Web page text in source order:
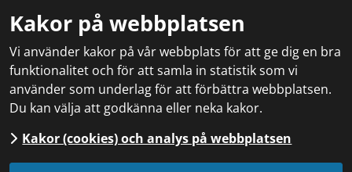
Kakor på webbplatsen
Vi använder kakor på vår webbplats för att ge dig en bra
funktionalitet och för att samla in statistik som vi
använder som underlag för att förbättra webbplatsen.
Du kan välja att godkänna eller neka kakor.
Kakor (cookies) och analys på webbplatsen